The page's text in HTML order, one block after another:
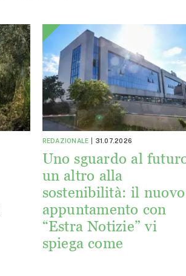
REDAZIONALE 31.07.2026
Uno sguardo al
un altro alla
sostenibilità: il nuovo
appuntamento con
“Estra Notizie” vi
spiega come